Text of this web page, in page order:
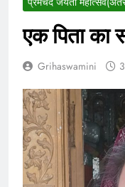
एक पिता का
Grihaswamini